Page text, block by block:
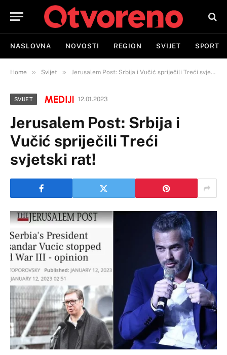
NASLOVNA NOVOSTI REGION SVIJET SPORT
Home » Svijet » Jerusalem Post: Srbija i Vučić spriječili Treći svjetski rat!
SVIJET 12.01.2023
Jerusalem Post: Srbija i
Vučić spriječili Treći
svjetski rat!